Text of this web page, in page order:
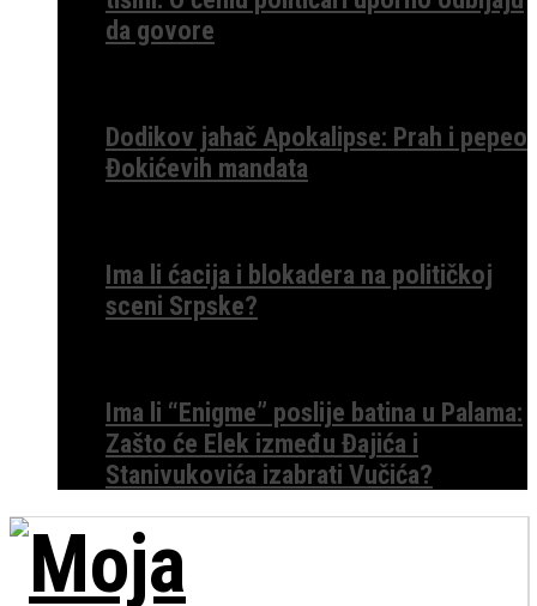
da govore
Dodikov jahač Apokalipse: Prah i pepeo
Đokićevih mandata
Ima li ćacija i blokadera na političkoj
sceni Srpske?
Ima li “Enigme” poslije batina u Palama:
Zašto će Elek između Đajića i
Stanivukovića izabrati Vučića?